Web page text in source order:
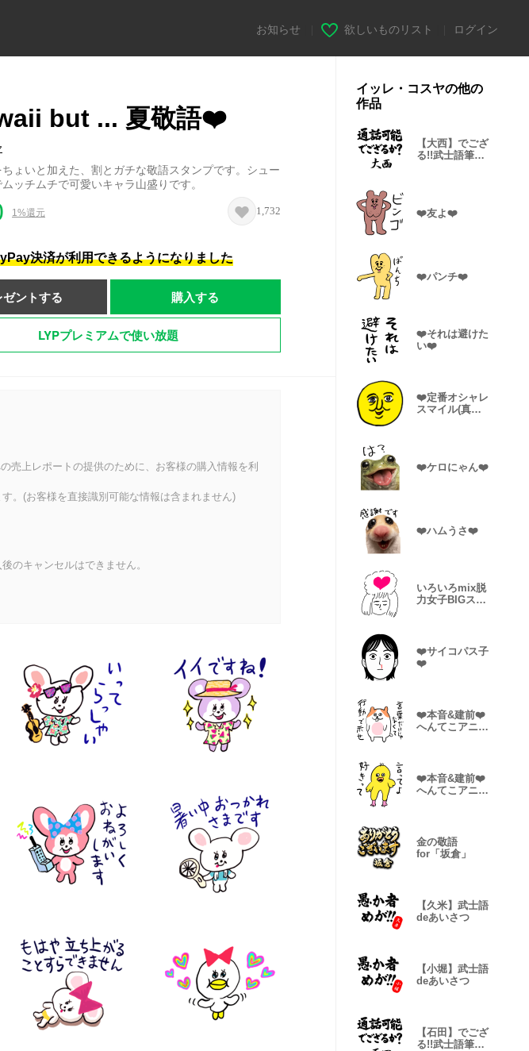
お知らせ 欲しいものリスト ログイン
but ... 夏敬語❤️
ょいと加えた、割とガチな敬語スタンプです。シュー
ッチムチで可愛いキャラ山盛りです。
1%還元 1,732
決済が利用できるようになりました
ゼントする 購入する
LYPプレミアムで使い放題
売上レポートの提供のために、お客様の購入情報を利
。(お客様を直接識別可能な情報は含まれません)
のキャンセルはできません。
イッレ・コスヤの他の
作品
【大西】でござ
る!!武士語筆文
❤️友よ❤️
❤️パンチ❤️
❤️それは避けた
い❤️
❤️定番オシャレ
スマイル(真顔)
❤️ケロにゃん❤️
❤️ハムうさ❤️
いろいろmix脱
力女子BIGスタ
❤️サイコパス子
❤️
❤️本音&建前❤️
へんてこアニマ
❤️本音&建前❤️
へんてこアニマ
金の敬語
for「坂倉」
【久米】武士語
deあいさつ
【小堀】武士語
deあいさつ
【石田】でござ
る!!武士語筆文